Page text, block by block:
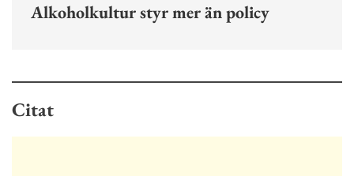
Alkoholkultur styr mer än policy
Citat